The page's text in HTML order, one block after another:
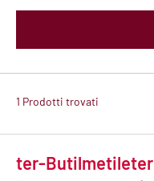
1 Prodotti trovati
ter-